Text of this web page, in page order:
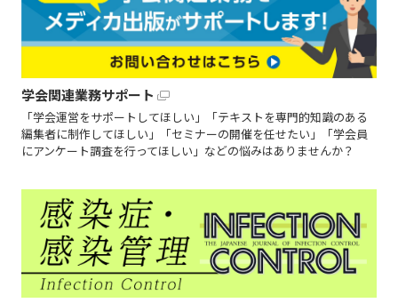
学会関連業務サポート
「学会運営をサポートしてほしい」「テキストを専門的知識のある
編集者に制作してほしい」「セミナーの開催を任せたい」「学会員
にアンケート調査を行ってほしい」などの悩みはありませんか？